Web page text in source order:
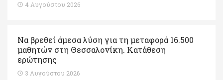
4 Αυγούστου 2026
Να βρεθεί άμεσα λύση για τη μεταφορά 16.500
μαθητών στη Θεσσαλονίκη. Κατάθεση
ερώτησης
3 Αυγούστου 2026